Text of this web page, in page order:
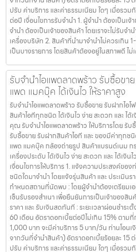
ปรับ ค่าบริการ และค่าธรรมเนียม ใดๆ เมื่อรว
ต่อปี เงื่อนไขการรับจำนำ 1. ผู้จำนำ ต้องเป็นเ
จำนำ ต้องเป็นเจ้าของสินค้า โดยเราจะไม่รับจำ
เครื่องบริษัท 2. สินค้าที่นำมาจำนำไม่ควรเกิน
เป็นบางรายการ โดยสินค้าต้องอยู่ในสภาพดี ไ
รับจำนำไอแพดลาดพร้าว รับซื้อขา
แพด แมคบุ๊ค ได้เงินไว ให้ราคาสูง
รับจำนำไอแพดลาดพร้าว รับซื้อขาย รับฝากไอ
สินค้าไอทีทุกชนิด ได้เงินไว ง่าย สะดวก และ ได้
คุณ รับจำนำไอแพดลาดพร้าว ให้บริการโดย รับ
รับซื้อขาย รับฝากสินค้าไอที และ ของมีค่าทุกชนิ
แพด แมคบุ๊ค กล้องถ่ายรูป สินค้าแบรนด์เนม ก
เครื่องประดับ ได้เงินไว ง่าย สะดวก และ ได้เงิ
เงื่อนไขการให้บริการ 1. แจ้งความประสงค์ขอ
ชนิดใดมาจำนำ โดยแจ้งรุ่นสินค้า และ ประเมิน
กำหนดสถานที่นัดพบ : โดยผู้จำนำต้องเตรียมเ
เซ็นรับรองสำเนา เพื่อยืนยันการเป็นเจ้าของสิ
ราคา และ รับเงินสดทันที : ระยะเวลาผ่อนชำร
60 เดือน อัตราดอกเบี้ยต่อปีไม่เกิน 15% ตาม
1,000 บาท จะมีค่าบริการ 5 บาท/วัน ท่านโอน
จากวันที่จำนำสินค้า) อัตราดอกเบี้ยร้อยละ 15
ปรับ ค่าบริการ และค่าธรรมเนียม ใดๆ เมื่อรว